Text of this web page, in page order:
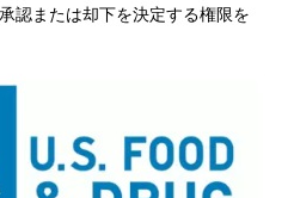
認または却下を決定する権限を